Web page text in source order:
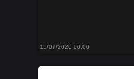
15/07/2026 00:00